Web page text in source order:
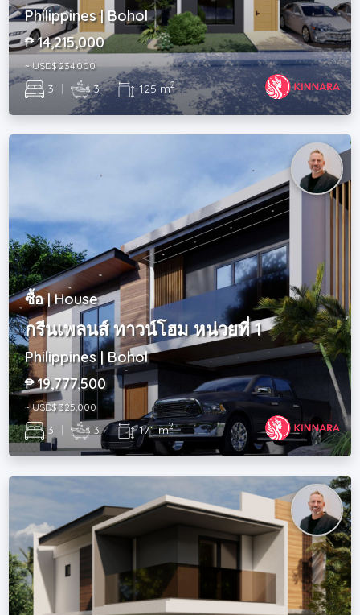
Philippines | Bohol
₱ 14,215,000
~ USD$ 234,000
3 | 3 | 125 m2
ซื้อ | House
กรีนเพลนส์ ทาวน์โฮม หน่วยที่ 1
Philippines | Bohol
₱ 19,777,500
~ USD$ 325,000
3 | 3 | 171 m2